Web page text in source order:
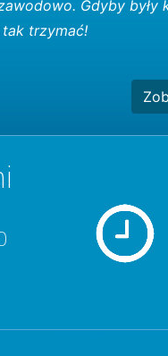
Gdyby były
trzymać!